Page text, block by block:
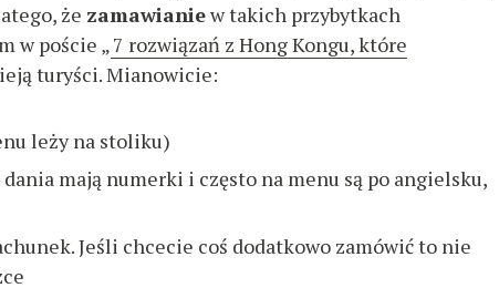
że zamawianiew takich przybytkach
w poście „7 rozwiązań z Hong Kongu, które
turyści. Mianowicie:
leży na stoliku)
mają numerki i często na menu są po angielsku,
Jeśli chcecie coś dodatkowo zamówić to nie